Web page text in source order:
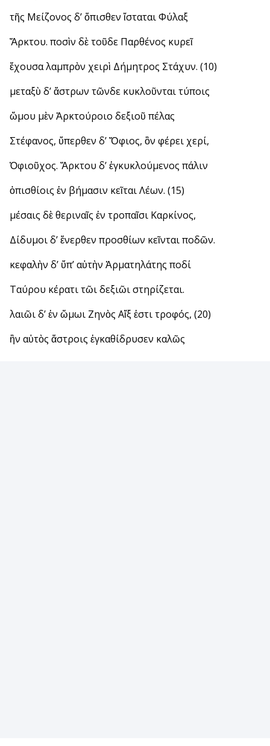
τῆς Μείζονος δ’ ὄπισθεν ἵσταται Φύλαξ
Ἄρκτου. ποσὶν δὲ τοῦδε Παρθένος κυρεῖ
ἔχουσα λαμπρὸν χειρὶ Δήμητρος Στάχυν. (10)
μεταξὺ δ’ ἄστρων τῶνδε κυκλοῦνται τύποις
ὤμου μὲν Ἀρκτούροιο δεξιοῦ πέλας
Στέφανος, ὕπερθεν δ’ Ὄφιος, ὃν φέρει χερί,
Ὀφιοῦχος. Ἄρκτου δ’ ἐγκυκλούμενος πάλιν
ὀπισθίοις ἐν βήμασιν κεῖται Λέων. (15)
μέσαις δὲ θεριναῖς ἐν τροπαῖσι Καρκίνος,
Δίδυμοι δ’ ἔνερθεν προσθίων κεῖνται ποδῶν.
κεφαλὴν δ’ ὕπ’ αὐτὴν Ἁρματηλάτης ποδί
Ταύρου κέρατι τῶι δεξιῶι στηρίζεται.
λαιῶι δ’ ἐν ὤμωι Ζηνὸς Αἴξ ἐστι τροφός, (20)
ἣν αὐτὸς ἄστροις ἐγκαθίδρυσεν καλῶς